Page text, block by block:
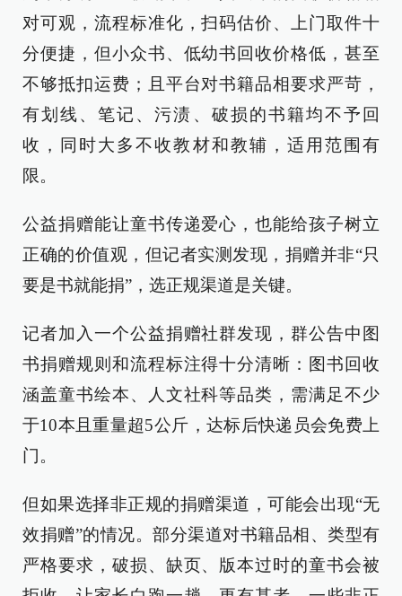
对可观，流程标准化，扫码估价、上门取件十
分便捷，但小众书、低幼书回收价格低，甚至
不够抵扣运费；且平台对书籍品相要求严苛，
有划线、笔记、污渍、破损的书籍均不予回
收，同时大多不收教材和教辅，适用范围有
限。
公益捐赠能让童书传递爱心，也能给孩子树立
正确的价值观，但记者实测发现，捐赠并非“只
要是书就能捐”，选正规渠道是关键。
记者加入一个公益捐赠社群发现，群公告中图
书捐赠规则和流程标注得十分清晰：图书回收
涵盖童书绘本、人文社科等品类，需满足不少
于10本且重量超5公斤，达标后快递员会免费上
门。
但如果选择非正规的捐赠渠道，可能会出现“无
效捐赠”的情况。部分渠道对书籍品相、类型有
严格要求，破损、缺页、版本过时的童书会被